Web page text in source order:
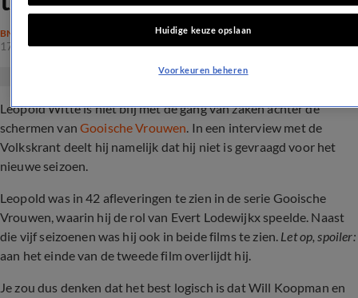
BN'ERS
17 mei 2024, 20:06
Leopold Witte is niet blij met de gang van zaken achter de
schermen van Gooische Vrouwen. In een interview met de
Volkskrant deelt hij namelijk dat hij niet is gevraagd voor het
nieuwe seizoen.
Leopold was in 42 afleveringen te zien in de serie Gooische
Vrouwen, waarin hij de rol van Evert Lodewijkx speelde. Naast
die vijf seizoenen was hij ook in beide films te zien. Let op, spoiler:
aan het einde van de tweede film overlijdt hij.
Je zou dus denken dat het best logisch is dat Will Koopman en
Huidige keuze opslaan
Voorkeuren beheren